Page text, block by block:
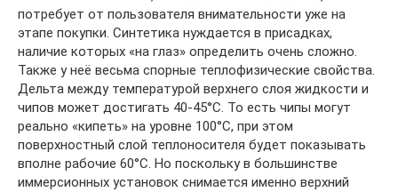
потребует от пользователя внимательности уже на
этапе покупки. Синтетика нуждается в присадках,
наличие которых «на глаз» определить очень сложно.
Также у неё весьма спорные теплофизические свойства.
Дельта между температурой верхнего слоя жидкости и
чипов может достигать 40-45°C. То есть чипы могут
реально «кипеть» на уровне 100°C, при этом
поверхностный слой теплоносителя будет показывать
вполне рабочие 60°C. Но поскольку в большинстве
иммерсионных установок снимается именно верхний